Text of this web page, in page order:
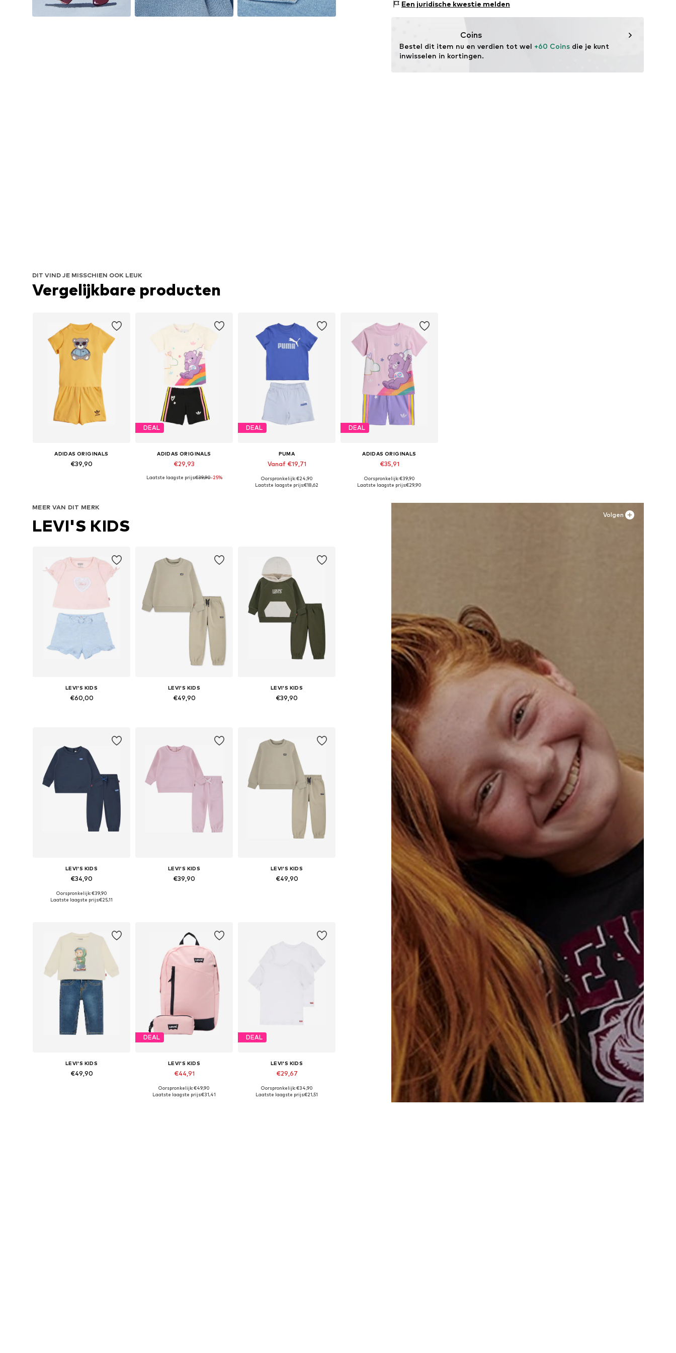
Een juridische kwestie melden
Coins
Bestel dit item nu en verdien tot wel +60 Coins die je kunt
inwisselen in kortingen.
DIT VIND JE MISSCHIEN OOK LEUK
Vergelijkbare producten
ADIDAS ORIGINALS
€39,90
DEAL
ADIDAS ORIGINALS
€29,93
Beschikbaar in vele maten
Laatste laagste prijs:€39,90-25%
DEAL
PUMA
Vanaf €19,71
Beschikbaar in vele maten
Oorspronkelijk: €24,90
Laatste laagste prijs:€18,62
DEAL
ADIDAS ORIGINALS
€35,91
Beschikbaar in vele maten
Oorspronkelijk: €39,90
Laatste laagste prijs:€29,90
Volgen
MEER VAN DIT MERK
LEVI'S KIDS
LEVI'S KIDS
€60,00
LEVI'S KIDS
€49,90
LEVI'S KIDS
€39,90
LEVI'S KIDS
€34,90
Oorspronkelijk: €39,90
Laatste laagste prijs:€25,11
LEVI'S KIDS
€39,90
LEVI'S KIDS
€49,90
LEVI'S KIDS
€49,90
DEAL
LEVI'S KIDS
€44,91
Beschikbare maten: One Size
Oorspronkelijk: €49,90
Laatste laagste prijs:€31,41
DEAL
LEVI'S KIDS
€29,67
Oorspronkelijk: €34,90
Laatste laagste prijs:€21,51